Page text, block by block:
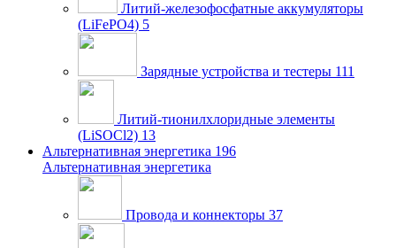
Литий-железофосфатные аккумуляторы
(LiFePO4) 5
Зарядные устройства и тестеры 111
Литий-тионилхлоридные элементы
(LiSOCl2) 13
Альтернативная энергетика 196
Альтернативная энергетика
Провода и коннекторы 37